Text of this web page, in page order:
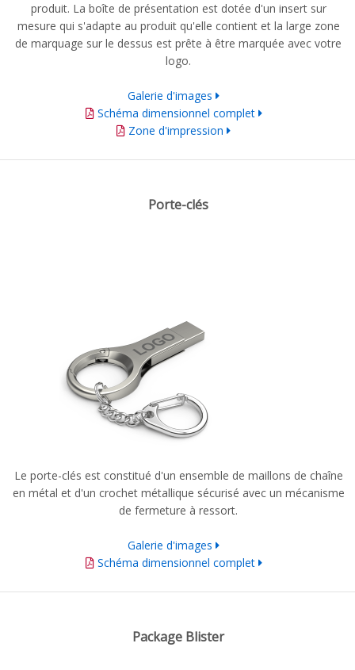
produit. La boîte de présentation est dotée d'un insert sur
mesure qui s'adapte au produit qu'elle contient et la large zone
de marquage sur le dessus est prête à être marquée avec votre
logo.
Galerie d'images
Schéma dimensionnel complet
Zone d'impression
Porte-clés
Le porte-clés est constitué d'un ensemble de maillons de chaîne
en métal etd'un crochet métallique sécurisé avec un mécanisme
de fermeture à ressort.
Galerie d'images
Schéma dimensionnel complet
Package Blister